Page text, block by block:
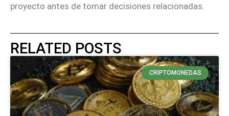
proyecto antes de tomar decisiones relacionadas.
RELATED POSTS
CRIPTOMONEDAS